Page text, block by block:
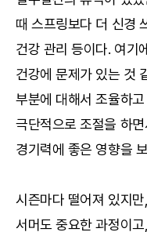
때 스프링보다 더 신경
건강 관리 등이다. 여기
건강에 문제가 있는 것
부분에 대해서 조율하
극단적으로 조절을 하
경기력에 좋은 영향을
시즌마다 떨어져 있지
서머도 중요한 과정이